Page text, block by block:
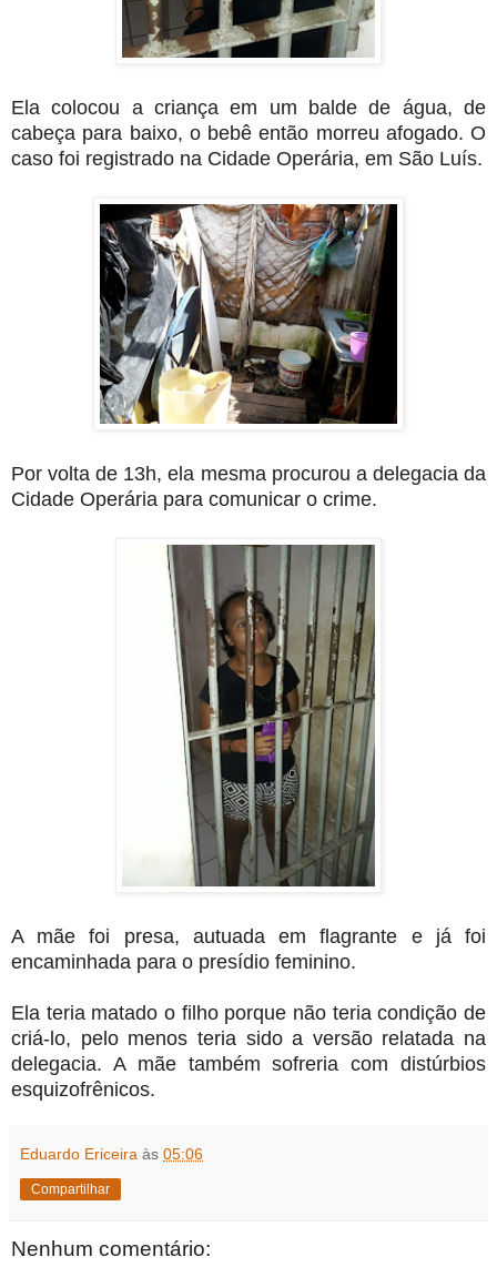
Ela colocou a criança em um balde de água, de
cabeça para baixo, o bebê então morreu afogado. O
caso foi registrado na Cidade Operária, em São Luís.
Por volta de 13h, ela mesma procurou a delegacia da
Cidade Operária para comunicar o crime.
A mãe foi presa, autuada em flagrante e já foi
encaminhada para o presídio feminino.
Ela teria matado o filho porque não teria condição de
criá-lo, pelo menos teria sido a versão relatada na
delegacia. A mãe também sofreria com distúrbios
esquizofrênicos.
Eduardo Ericeira às 05:06
Compartilhar
Nenhum comentário: